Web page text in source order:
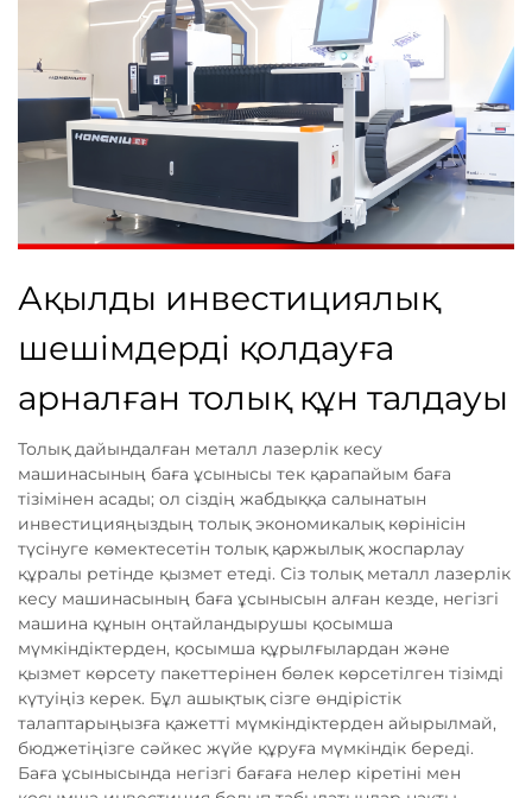
Ақылды инвестициялық
шешімдерді қолдауға
арналған толық құн талдауы
Толық дайындалған металл лазерлік кесу
машинасының баға ұсынысы тек қарапайым баға
тізімінен асады; ол сіздің жабдыққа салынатын
инвестицияңыздың толық экономикалық көрінісін
түсінуге көмектесетін толық қаржылық жоспарлау
құралы ретінде қызмет етеді. Сіз толық металл лазерлік
кесу машинасының баға ұсынысын алған кезде, негізгі
машина құнын оңтайландырушы қосымша
мүмкіндіктерден, қосымша құрылғылардан және
қызмет көрсету пакеттерінен бөлек көрсетілген тізімді
күтуіңіз керек. Бұл ашықтық сізге өндірістік
талаптарыңызға қажетті мүмкіндіктерден айырылмай,
бюджетіңізге сәйкес жүйе құруға мүмкіндік береді.
Баға ұсынысында негізгі бағаға нелер кіретіні мен